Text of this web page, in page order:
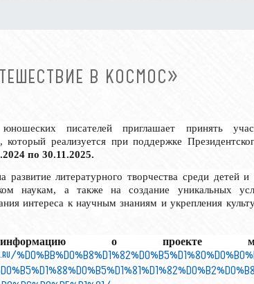
В КОСМОС»
писателей приглашает принять
, который реализуется при поддержке
по 30.11.2025.
развитие литературного творчества среди детей и
наукам, а также на создание уникальных
интереса к научным знаниям и укрепления
информацию о проекте
.ru/%D0%BB%D0%B8%D1%82%D0%B5%D1%80%D0%B0%
D0%B5%D1%88%D0%B5%D1%81%D1%82%D0%B2%D0%B